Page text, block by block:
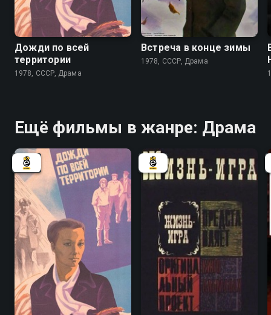
Дожди по всей
территории
1978, СССР, Драма
6.8
Встреча в конце зимы
1978, СССР, Драма
Ещё фильмы в жанре: Драма